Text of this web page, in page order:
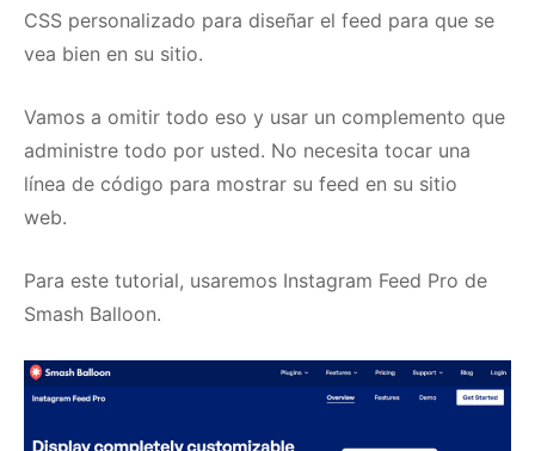
CSS personalizado para diseñar el feed para que se
vea bien en su sitio.
Vamos a omitir todo eso y usar un complemento que
administre todo por usted. No necesita tocar una
línea de código para mostrar su feed en su sitio
web.
Para este tutorial, usaremos Instagram Feed Pro de
Smash Balloon.